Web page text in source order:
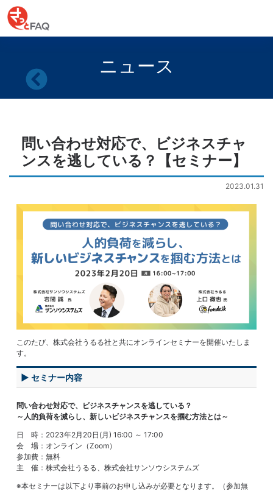
ニュース
問い合わせ対応で、ビジネスチャ
ンスを逃している？【セミナー】
2023.01.31
このたび、株式会社うるる社と共にオンラインセミナーを開催いたしま
す。
▶ セミナー内容
問い合わせ対応で、ビジネスチャンスを逃している？
～人的負荷を減らし、新しいビジネスチャンスを掴む方法とは～
日 時：2023年2月20日(月) 16:00 ～ 17:00
会 場：オンライン（Zoom）
参加費：無料
主 催：株式会社うるる、株式会社サンソウシステムズ
※本セミナーは以下より事前のお申し込みが必要となります。（参加無